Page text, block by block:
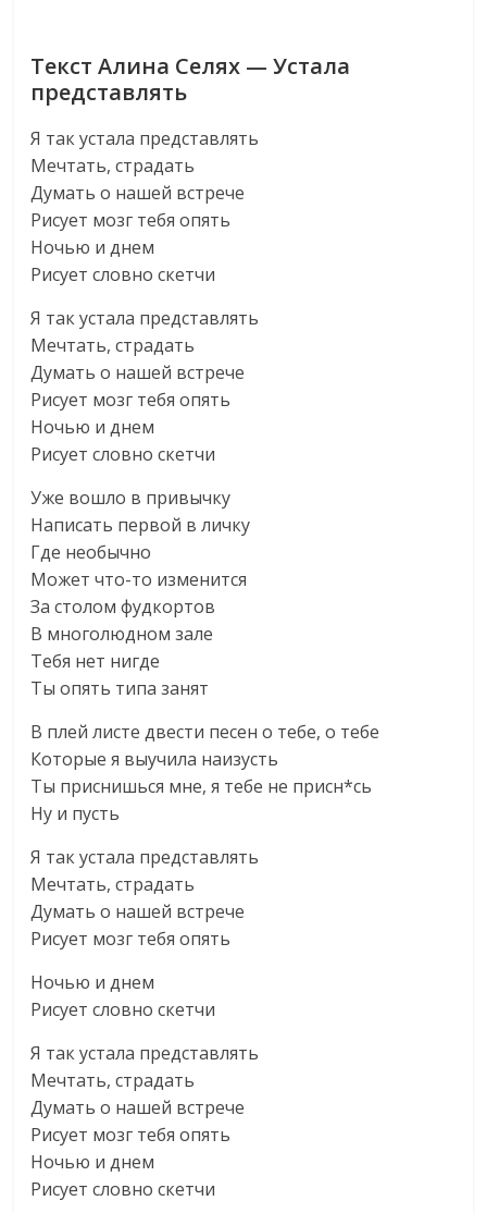
Текст Алина Селях — Устала
представлять
Я так устала представлять
Мечтать, страдать
Думать о нашей встрече
Рисует мозг тебя опять
Ночью и днем
Рисует словно скетчи
Я так устала представлять
Мечтать, страдать
Думать о нашей встрече
Рисует мозг тебя опять
Ночью и днем
Рисует словно скетчи
Уже вошло в привычку
Написать первой в личку
Где необычно
Может что-то изменится
За столом фудкортов
В многолюдном зале
Тебя нет нигде
Ты опять типа занят
В плей листе двести песен о тебе, о тебе
Которые я выучила наизусть
Ты приснишься мне, я тебе не присн*сь
Ну и пусть
Я так устала представлять
Мечтать, страдать
Думать о нашей встрече
Рисует мозг тебя опять
Ночью и днем
Рисует словно скетчи
Я так устала представлять
Мечтать, страдать
Думать о нашей встрече
Рисует мозг тебя опять
Ночью и днем
Рисует словно скетчи